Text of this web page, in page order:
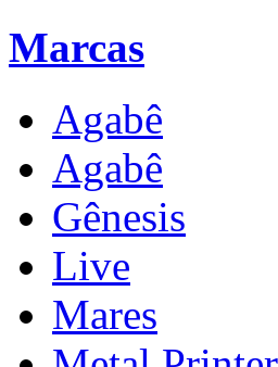
Marcas
Agabê
Agabê
Gênesis
Live
Mares